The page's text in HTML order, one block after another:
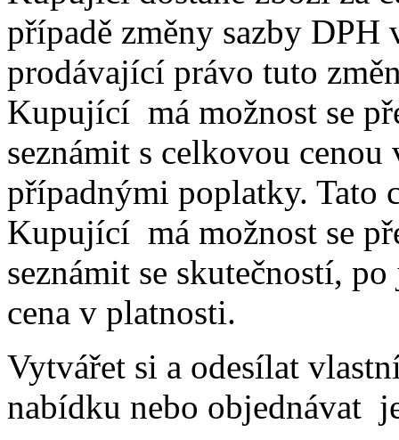
případě změny sazby
prodávající právo tuto
Kupující má možnost se
seznámit s celkovou
případnými poplatky. Tato
Kupující má možnost se
seznámit se skutečností,
cena v platnosti.
Vytvářet si a odesílat
nabídku nebo objednávat